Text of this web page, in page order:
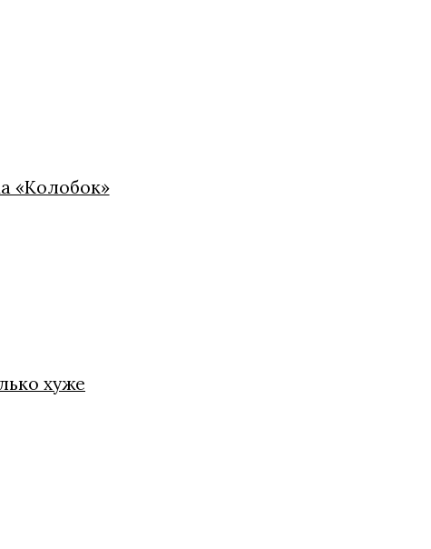
«Колобок»
хуже